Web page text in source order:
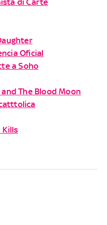
Oficial
a Soho
The Blood Moon
Kills